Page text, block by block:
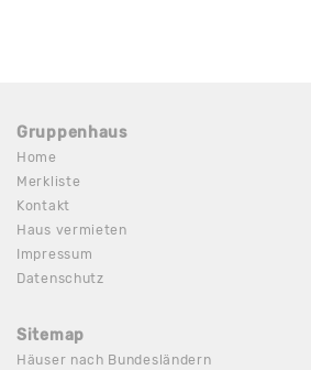
Gruppenhaus
Home
Merkliste
Kontakt
Haus vermieten
Impressum
Datenschutz
Sitemap
Häuser nach Bundesländern